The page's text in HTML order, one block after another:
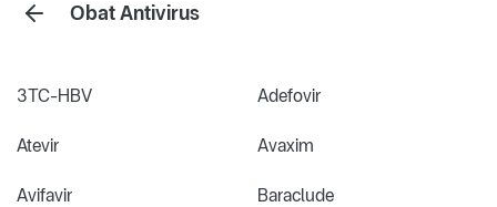
Obat Antivirus
3TC-HBV Adefovir
Atevir Avaxim
Avifavir Baraclude